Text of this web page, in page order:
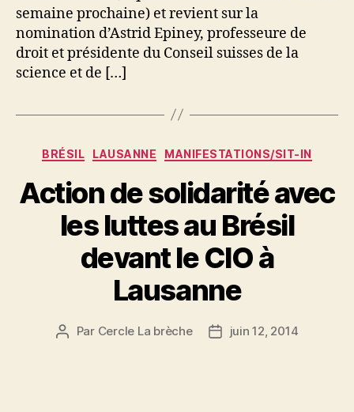
semaine prochaine) et revient sur la
nomination d’Astrid Epiney, professeure de
droit et présidente du Conseil suisses de la
science et de […]
Catégories
BRÉSIL LAUSANNE MANIFESTATIONS/SIT-IN
Action de solidarité avec
les luttes au Brésil
devant le CIO à
Lausanne
Auteur
Par Cercle La brèche
Datejuin 12, 2014